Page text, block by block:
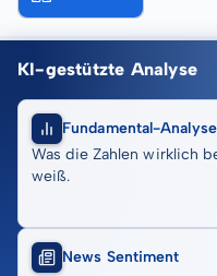
KI-gestützte Analyse
Fundamental-Analyse
Was die Zahlen wirklich
weiß.
News Sentiment